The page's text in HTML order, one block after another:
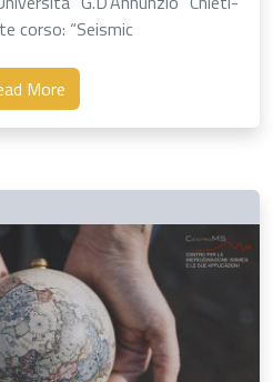
corso: “Seismic
More